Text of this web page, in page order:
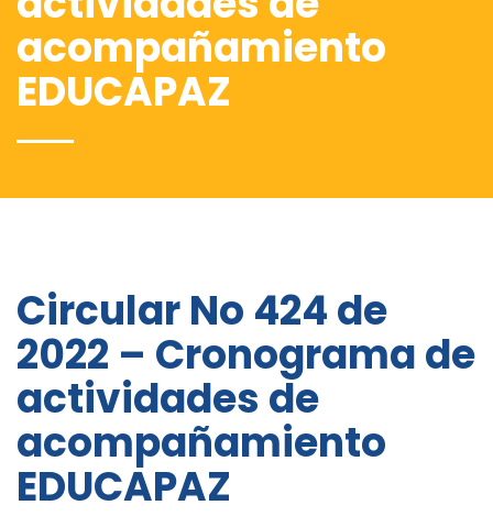
acompañamiento
EDUCAPAZ
Circular No 424 de
2022 – Cronograma de
actividades de
acompañamiento
EDUCAPAZ